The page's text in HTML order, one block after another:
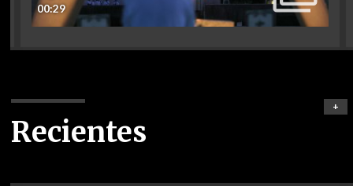
00:29
Recientes
+